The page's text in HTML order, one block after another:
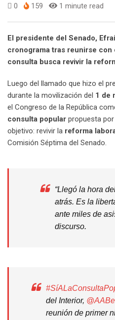
0 159 1 minute read
El presidente del Senado,
cronograma tras reunirse
consulta busca revivir la
Luego del llamado que hizo el
durante la movilización del 1 de
el Congreso de la República
consulta popular propuesta por
objetivo: revivir la reforma
Comisión Séptima del Senado.
“Llegó la hora
atrás. Es la
ante miles de
discurso.
del Interior,
reunión de primer